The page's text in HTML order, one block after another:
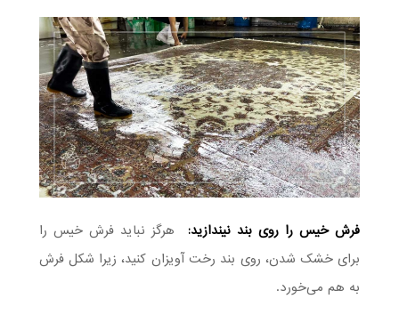
فرش خیس را روی بند نیندازید: هرگز نباید فرش خیس را
برای خشک شدن، روی بند رخت آویزان کنید، زیرا شکل فرش
به هم می‌خورد.